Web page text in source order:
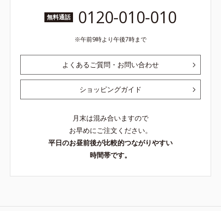
無料通話 0120-010-010
午前9時より午後7時まで
よくあるご質問・お問い合わせ
ショッピングガイド
月末は混み合いますので
お早めにご注文ください。
平日のお昼前後が比較的つながりやすい
時間帯です。